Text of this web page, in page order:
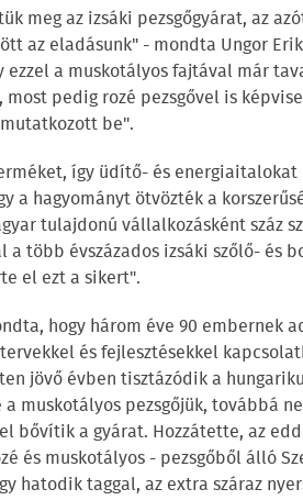
meg az izsáki pezsgőgyárat, az
az eladásunk" - mondta Ungor
ezzel a muskotályos fajtával már
most pedig rozé pezsgővel is
be".
így üdítő- és
a hagyományt ötvözték a
tulajdonú vállalkozásként száz
a több évszázados izsáki szőlő- és
el ezt a sikert".
hogy három éve 90 embernek
és fejlesztésekkel
jövő évben tisztázódik a
muskotályos pezsgőjük, továbbá
bővítik a gyárat. Hozzátette, az
és muskotályos - pezsgőből álló
hatodik taggal, az extra száraz